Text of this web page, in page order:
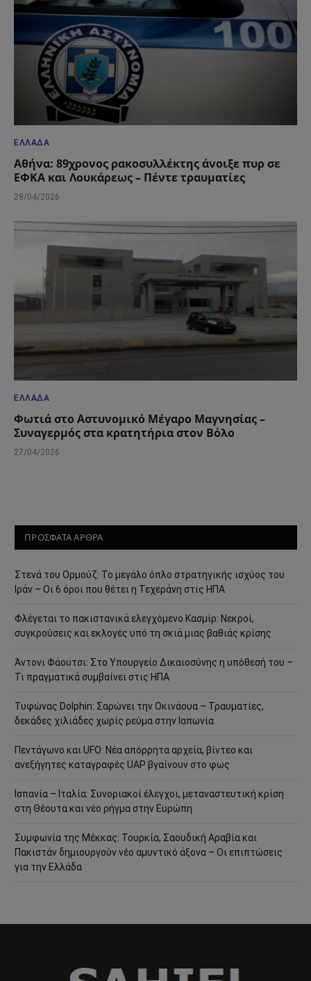
ΕΛΛΆΔΑ
Αθήνα: 89χρονος ρακοσυλλέκτης άνοιξε πυρ σε
ΕΦΚΑ και Λουκάρεως – Πέντε τραυματίες
28/04/2026
ΕΛΛΆΔΑ
Φωτιά στο Αστυνομικό Μέγαρο Μαγνησίας –
Συναγερμός στα κρατητήρια στον Βόλο
27/04/2026
ΠΡΟΣΦΑΤΑ ΑΡΘΡΑ
Στενά του Ορμούζ: Το μεγάλο όπλο στρατηγικής ισχύος του
Ιράν – Οι 6 όροι που θέτει η Τεχεράνη στις ΗΠΑ
Φλέγεται το πακιστανικά ελεγχόμενο Κασμίρ: Νεκροί,
συγκρούσεις και εκλογές υπό τη σκιά μιας βαθιάς κρίσης
Άντονι Φάουτσι: Στο Υπουργείο Δικαιοσύνης η υπόθεσή του –
Τι πραγματικά συμβαίνει στις ΗΠΑ
Τυφώνας Dolphin: Σαρώνει την Οκινάουα – Τραυματίες,
δεκάδες χιλιάδες χωρίς ρεύμα στην Ιαπωνία
Πεντάγωνο και UFO: Νέα απόρρητα αρχεία, βίντεο και
ανεξήγητες καταγραφές UAP βγαίνουν στο φως
Ισπανία – Ιταλία: Συνοριακοί έλεγχοι, μεταναστευτική κρίση
στη Θέουτα και νέο ρήγμα στην Ευρώπη
Συμφωνία της Μέκκας: Τουρκία, Σαουδική Αραβία και
Πακιστάν δημιουργούν νέο αμυντικό άξονα – Οι επιπτώσεις
για την Ελλάδα